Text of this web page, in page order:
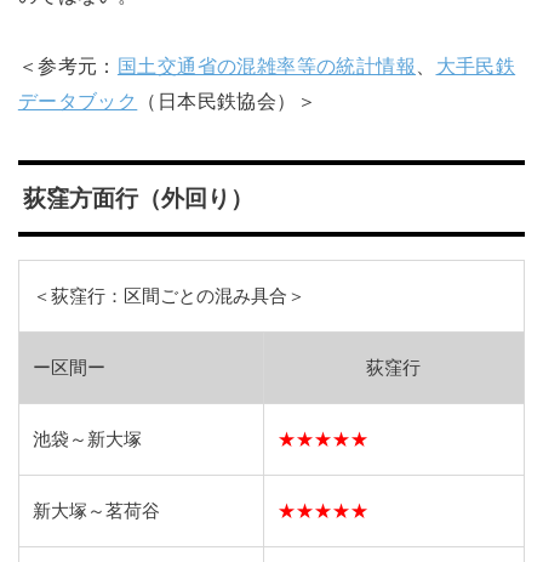
＜参考元： 国土交通省の混雑率等の統計情報
大手民鉄
データブック
（日本民鉄協会）＞
荻窪方面行（外回り）
＜荻窪行：区間ごとの混み具合＞
ー区間ー 荻窪行
池袋～新大塚 ★★★★★
新大塚～茗荷谷 ★★★★★